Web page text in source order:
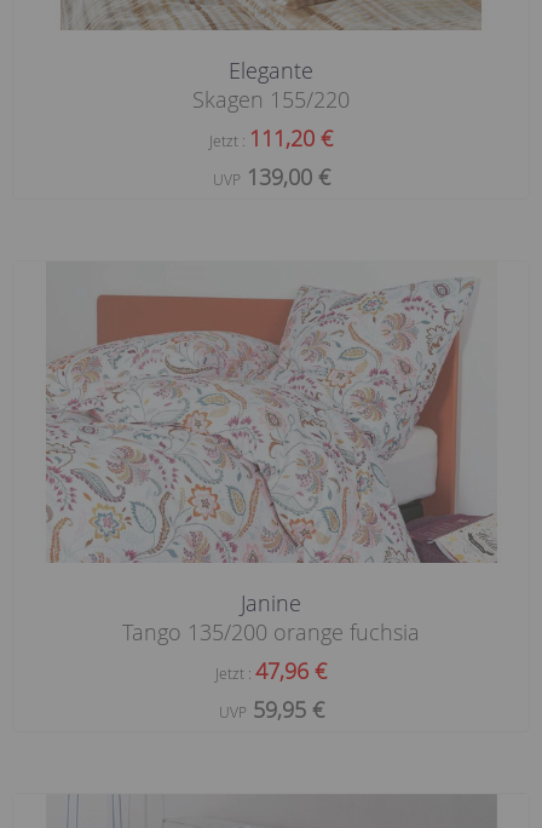
Elegante
Skagen 155/220
Jetzt : 111,20 €
UVP139,00 €
Janine
Tango 135/200 orange fuchsia
Jetzt : 47,96 €
UVP59,95 €